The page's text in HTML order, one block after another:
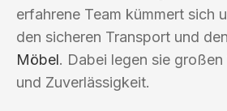
erfahrene Team kümmert sich
den sicheren Transport und
Möbel. Dabei legen sie
und Zuverlässigkeit.